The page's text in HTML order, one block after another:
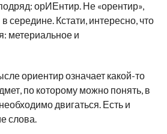
орИЕнтир. Не «орентир»,
середине. Кстати, интересно, что
метериальное и
ориентир означает какой-то
по которому можно понять, в
двигаться. Есть и
слова.